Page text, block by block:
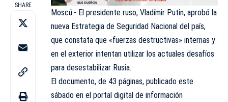
SHARE
Moscú.- El presidente ruso, Vladímir Putin, aprobó la
nueva Estrategia de Seguridad Nacional del país,
que constata que «fuerzas destructivas» internas y
en el exterior intentan utilizar los actuales desafíos
para desestabilizar Rusia.
El documento, de 43 páginas, publicado este
sábado en el portal digital de información